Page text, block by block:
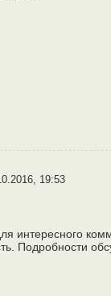
19:53
интересного
Подробности